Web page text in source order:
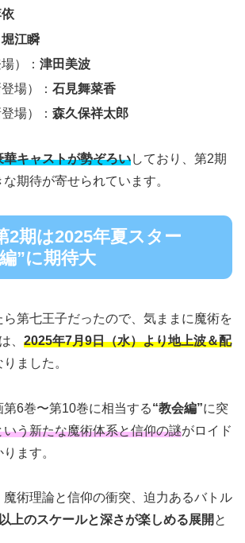
堀江瞬
）：津田美波
場）：石見舞菜香
場）：森久保祥太郎
キャストが勢ぞろいしており、第2期
期待が寄せられています。
2期は2025年夏スター
”に期待大
第七王子だったので、気ままに魔術を
、 2025年7月9日（水）より地上波＆配
ました。
6巻〜第10巻に相当する“教会編”に突
いう新たな魔術体系と信仰の謎がロイド
ます。
魔術理論と信仰の衝突、迫力あるバトル
上のスケールと深さが楽しめる展開 と